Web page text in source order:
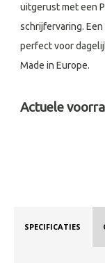
uitgerust met een
schrijfervaring.
perfect voor
Made in Europe.
Actuele
SPECIFICATIES